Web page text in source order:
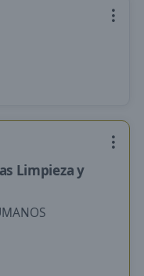
Limpieza y